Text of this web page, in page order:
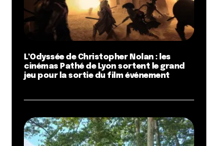
L’Odyssée de Christopher Nolan : les
cinémas Pathé de Lyon sortent le grand
jeu pour la sortie du film événement